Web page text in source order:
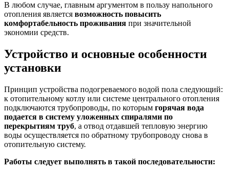
В любом случае, главным аргументом в пользу напольного
отопления является возможность повысить
комфортабельность проживания при значительной
экономии средств.
Устройство и основные особенности
установки
Принцип устройства подогреваемого водой пола следующий:
к отопительному котлу или системе центрального отопления
подключаются трубопроводы, по которым горячая вода
подается в систему уложенных спиралями по
перекрытиям труб, а отвод отдавшей тепловую энергию
воды осуществляется по обратному трубопроводу снова в
отопительную систему.
Работы следует выполнять в такой последовательности: